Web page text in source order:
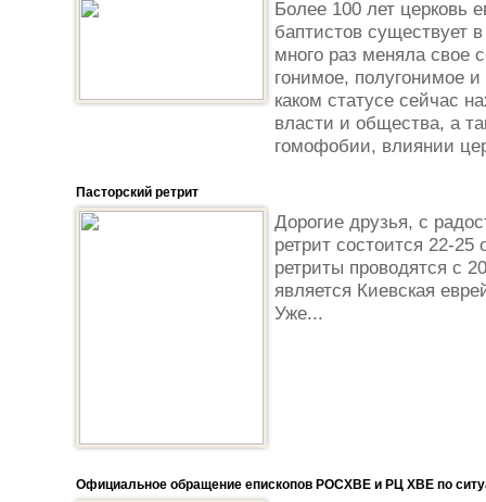
Более 100 лет церковь
баптистов существует
много раз меняла свое
гонимое, полугонимое
каком статусе сейчас
власти и общества, а
гомофобии, влиянии
Пасторский ретрит
Дорогие друзья, с
ретрит состоится 22-25
ретриты проводятся с
является Киевская
Уже...
Официальное обращение епископов РОСХВЕ и РЦ ХВЕ по